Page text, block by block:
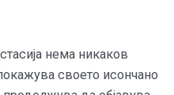
нема никаков
своето исончано